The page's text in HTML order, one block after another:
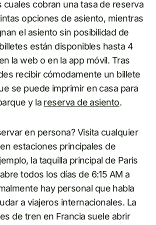
cuales cobran una tasa de reserva
opciones de asiento, mientras
el asiento sin posibilidad de
están disponibles hasta 4
la web o en la app móvil. Tras
recibir cómodamente un billete
se puede imprimir en casa para
y la reserva de asiento.
en persona? Visita cualquier
estaciones principales de
la taquilla principal de Paris
todos los días de 6:15 AM a
hay personal que habla
a viajeros internacionales. La
de tren en Francia suele abrir